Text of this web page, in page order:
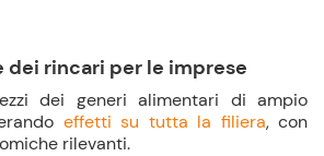
dei rincari per le imprese
dei generi alimentari di ampio
effetti su tutta la filiera, con
rilevanti.